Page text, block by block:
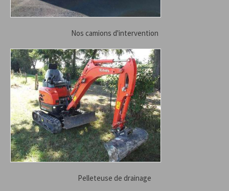
Nos camions d'intervention
Pelleteuse de drainage